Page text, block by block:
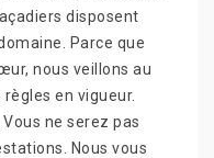
disposent
Parce que
nous veillons au
en vigueur.
ne serez pas
Nous vous